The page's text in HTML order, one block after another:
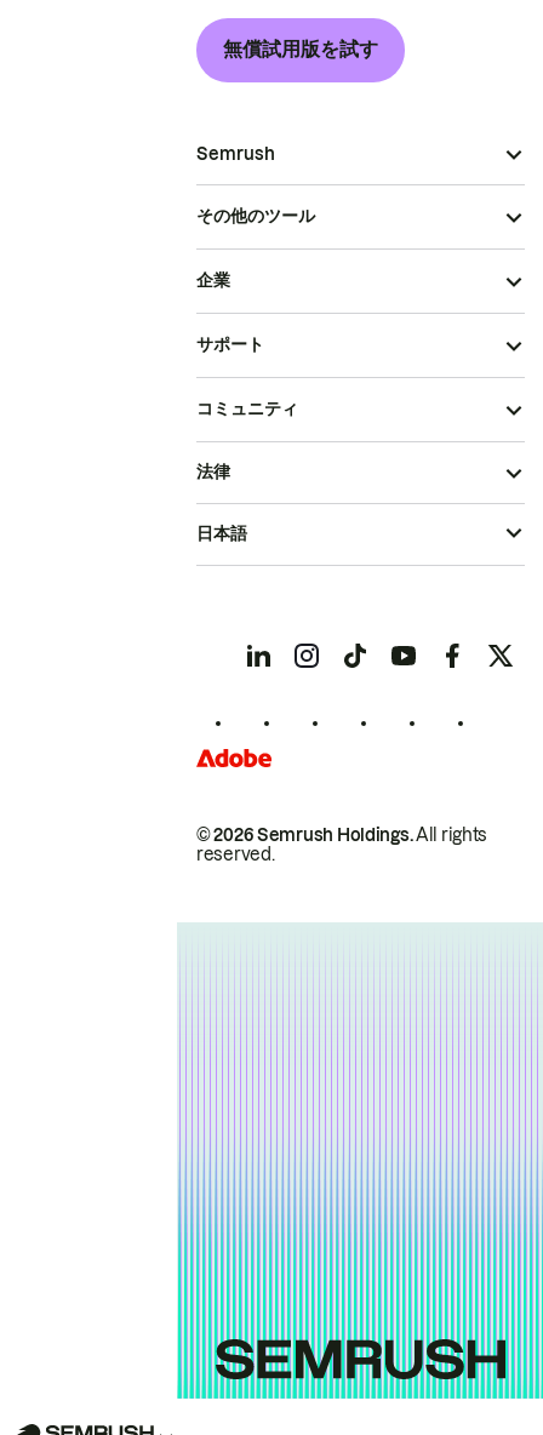
無償試用版を試す
Semrush
その他のツール
企業
サポート
コミュニティ
© 2026 Semrush Holdings.All rights
reserved.
法律
日本語